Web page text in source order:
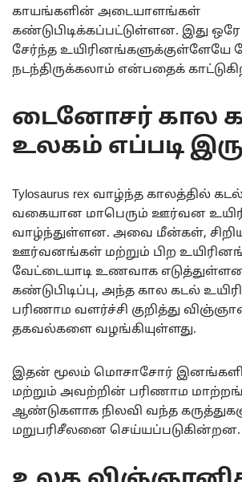
காயங்களின் அடையாளங்கள்
கண்டுபிடிக்கப்பட்டுள்ளன. இது
சேர்ந்த
நடந்திருக்கலாம் என்பதைக்
டைனோசர் கால
உலகம் எப்படி
Tylosaurus rex வாழ்ந்த காலத்தில்
வகையான மாபெரும் ஊர்வன
வாழ்ந்துள்ளன. அவை மீன்கள்,
ஊர்வனங்கள் மற்றும் பிற
வேட்டையாடி உணவாக
கண்டுபிடிப்பு, அந்த கால கடல்
பரிணாம வளர்ச்சி குறித்து
தகவல்களை வழங்கியுள்ளது.
இதன் மூலம் மொசாசோர்
மற்றும் அவற்றின் பரிணாம
ஆண்டுகளாக நிலவி வந்த
மறுபரிசீலனை செய்யப்படுகின்றன.